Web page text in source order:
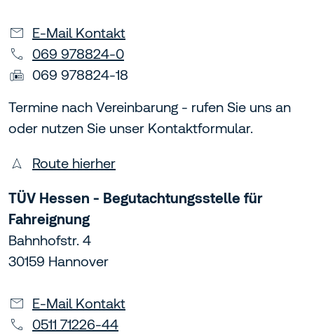
E-Mail Kontakt
069 978824-0
069 978824-18
Termine nach Vereinbarung - rufen Sie uns an
oder nutzen Sie unser Kontaktformular.
Route hierher
TÜV Hessen - Begutachtungsstelle für
Fahreignung
Bahnhofstr. 4
30159 Hannover
E-Mail Kontakt
0511 71226-44